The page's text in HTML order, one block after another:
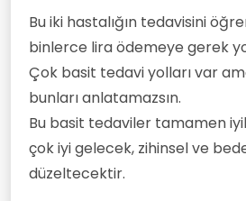
Bu iki hastalığın tedavisini
binlerce lira ödemeye gerek
Çok basit tedavi yolları var
bunları anlatamazsın.
Bu basit tedaviler tamamen
çok iyi gelecek, zihinsel ve
düzeltecektir.